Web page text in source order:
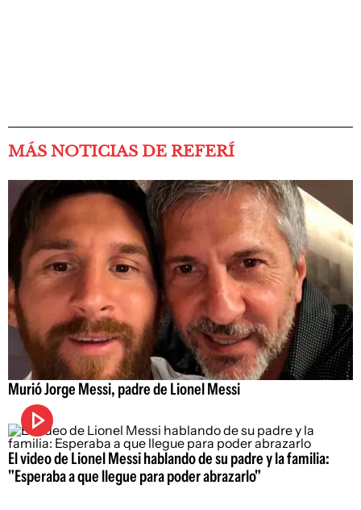
MÁS NOTICIAS DE REFERÍ
Murió Jorge Messi, padre de Lionel Messi
El video de Lionel Messi hablando de su padre y la familia:
"Esperaba a que llegue para poder abrazarlo"